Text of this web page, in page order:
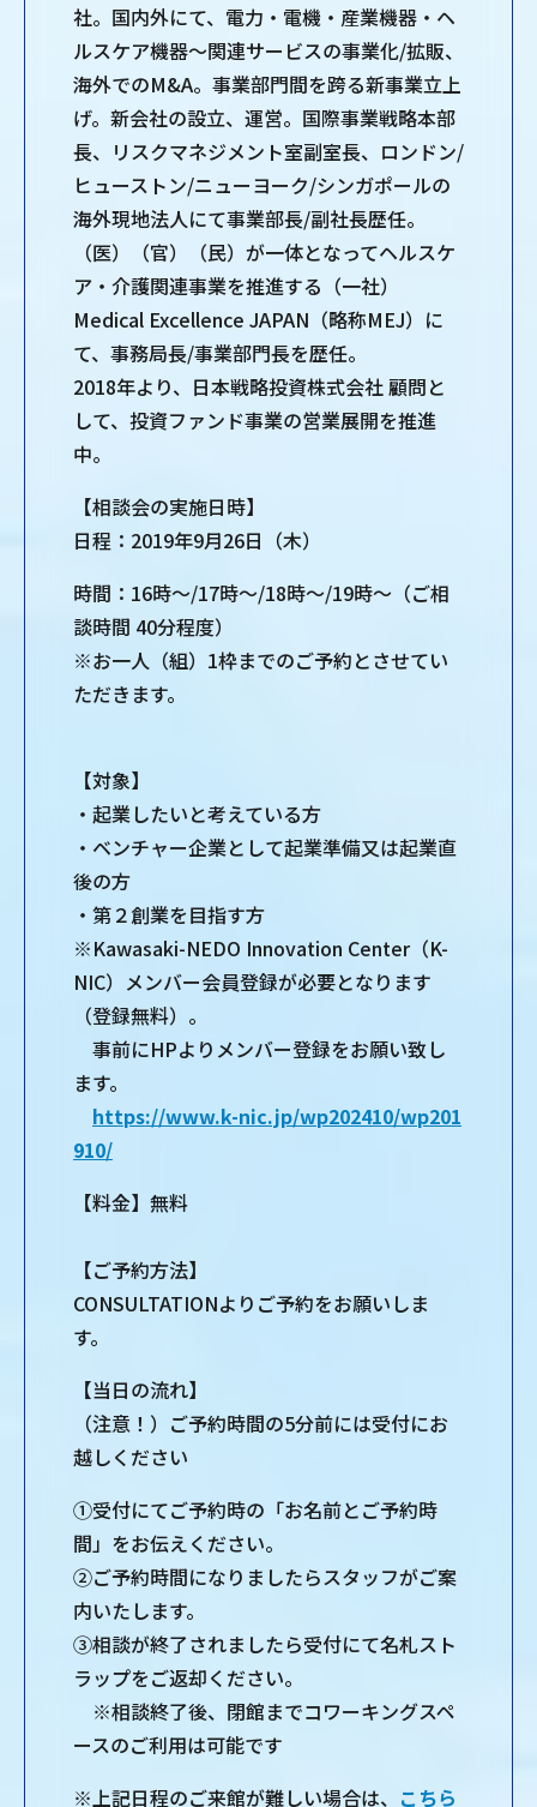
社。国内外にて、電力・電機・産業機器・ヘ
ルスケア機器～関連サービスの事業化/拡販、
海外でのM&A。事業部門間を跨る新事業立上
げ。新会社の設立、運営。国際事業戦略本部
長、リスクマネジメント室副室長、ロンドン/
ヒューストン/ニューヨーク/シンガポールの
海外現地法人にて事業部長/副社長歴任。
（医）（官）（民）が一体となってヘルスケ
ア・介護関連事業を推進する（一社）
Medical Excellence JAPAN（略称MEJ）に
て、事務局長/事業部門長を歴任。
2018年より、日本戦略投資株式会社 顧問と
して、投資ファンド事業の営業展開を推進
中。
【相談会の実施日時】
日程：2019年9月26日（木）
時間：16時～/17時～/18時～/19時～（ご相
談時間 40分程度）
※お一人（組）1枠までのご予約とさせてい
ただきます。
【対象】
・起業したいと考えている方
・ベンチャー企業として起業準備又は起業直
後の方
・第２創業を目指す方
※Kawasaki-NEDO Innovation Center（K-
NIC）メンバー会員登録が必要となります
（登録無料）。
事前にHPよりメンバー登録をお願い致し
ます。
https://www.k-nic.jp/wp202410/wp201
910/
【料金】無料
【ご予約方法】
CONSULTATIONよりご予約をお願いしま
す。
【当日の流れ】
（注意！）ご予約時間の5分前には受付にお
越しください
①受付にてご予約時の「お名前とご予約時
間」をお伝えください。
②ご予約時間になりましたらスタッフがご案
内いたします。
③相談が終了されましたら受付にて名札スト
ラップをご返却ください。
※相談終了後、閉館までコワーキングスペ
ースのご利用は可能です
※上記日程のご来館が難しい場合は、 こちら